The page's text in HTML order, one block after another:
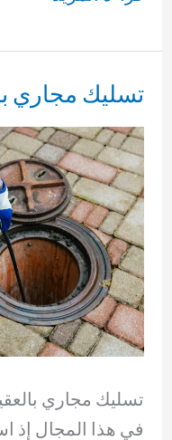
مجاري
بالعقيلة
69614593
تسليك مجاري
تسليك مجاري
في هذا المجال إذ